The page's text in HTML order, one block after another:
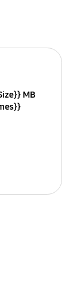
MB